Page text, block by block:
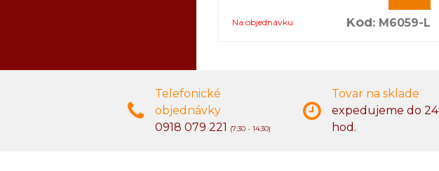
Na objednávku Kód: M6059-L
Telefonické
objednávky
0918 079 221 (7:30 - 14:30)
Tovar na sklade
expedujeme do 24
hod.